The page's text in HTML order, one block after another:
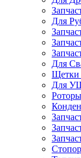
Для
Для
Щетки
Для